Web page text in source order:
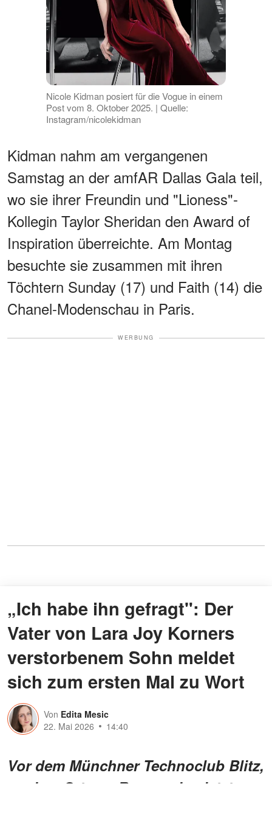
Nicole Kidman posiert für die Vogue in einem
Post vom 8. Oktober 2025. | Quelle:
Instagram/nicolekidman
Kidman nahm am vergangenen
Samstag an der amfAR Dallas Gala teil,
wo sie ihrer Freundin und "Lioness"-
Kollegin Taylor Sheridan den Award of
Inspiration überreichte. Am Montag
besuchte sie zusammen mit ihren
Töchtern Sunday (17) und Faith (14) die
Chanel-Modenschau in Paris.
WERBUNG
„Ich habe ihn gefragt": Der
Vater von Lara Joy Korners
verstorbenem Sohn meldet
sich zum ersten Mal zu Wort
Von Edita Mesic
22. Mai 2026
14:40
Vor dem Münchner Technoclub Blitz,
an dem Ort, wo Remo seine letzten